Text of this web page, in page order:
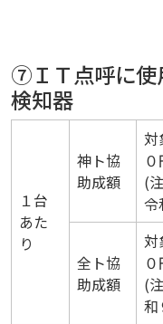
⑦ＩＴ点呼に使
検知器
１台
あた
り
神ト協
助成額
対
(
令
全ト協
助成額
対
(
和